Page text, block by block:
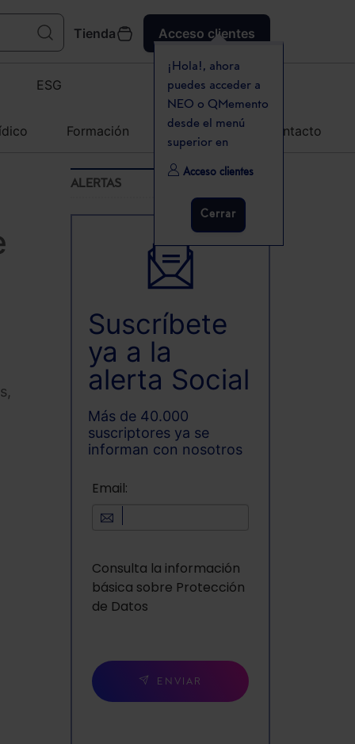
Tienda Acceso clientes
¡Hola!, ahora
puedes acceder a
NEO o QMemento
desde el menú
superior en
Acceso clientes
Cerrar
ESG
Formación Agenda Contacto
ALERTAS
Suscríbete
ya a la
alerta Social
Más de 40.000
suscriptores ya se
informan con nosotros
Email:
Consulta la información
básica sobre Protección
de Datos
ENVIAR